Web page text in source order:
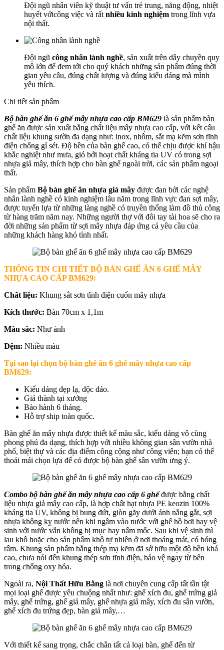
Đội ngũ nhân viên kỹ thuật tư vấn trẻ trung, năng động, nhiệt
huyết vớicông việc và rất nhiều kinh nghiệm trong lĩnh vựa
nội thất.
Đội ngũ công nhân lành nghề, sản xuất trên dây chuyền quy
mô lớn để đem tới cho quý khách những sản phẩm đúng thời
gian yêu câu, đúng chất lượng và đúng kiểu dáng mà mình
yêu thích.
Chi tiết sản phẩm
Bộ bàn ghế ăn 6 ghế mây nhựa cao cấp BM629 là sản phẩm bàn
ghế ăn được sản xuất bằng chất liệu mây nhựa cao cấp, với kết cấu
chất liệu khung sườn đa dạng như: inox, nhôm, sắt mạ kẽm sơn tĩnh
điện chống gỉ sét. Độ bền của bàn ghế cao, có thể chịu được khí hậu
khắc nghiệt như mưa, gió bởi hoạt chất kháng tia UV có trong sợi
nhựa giả mây, thích hợp cho bàn ghế ngoài trời, các sản phẩm ngoại
thất.
Sản phẩm Bộ bàn ghế ăn nhựa giả mây được đan bởi các nghệ
nhân lành nghề có kinh nghiệm lâu năm trong lĩnh vực đan sợi mây,
được tuyển lựa từ những làng nghề có truyền thống làm đồ thủ công
từ hàng trăm năm nay. Những người thợ với đôi tay tài hoa sẽ cho ra
đời những sản phẩm từ sợi mây nhựa đáp ứng cả yêu cầu của
những khách hàng khó tính nhất.
THÔNG TIN CHI TIẾT BỘ BÀN GHẾ ĂN 6 GHẾ MÂY
NHỰA CAO CẤP BM629:
Chất liệu: Khung sắt sơn tĩnh điện cuốn mây nhựa
Kích thước: Bàn 70cm x 1,1m
Màu sắc: Như ảnh
Đệm: Nhiều màu
Tại sao lại chọn bộ bàn ghế ăn 6 ghế mây nhựa cao cấp
BM629:
Kiểu dáng đẹp lạ, độc đáo.
Giá thành tại xưởng
Bảo hành 6 tháng.
Hỗ trợ ship toàn quốc.
Bàn ghế ăn mây nhựa được thiết kế màu sắc, kiểu dáng vô cùng
phong phú đa dạng, thích hợp với nhiều không gian sân vườn nhà
phố, biệt thự và các địa điểm công cộng như công viên; bạn có thể
thoải mái chọn lựa để có được bộ bàn ghế sân vườn ưng ý.
Combo bộ bàn ghế ăn mây nhựa cao cấp 6 ghếđược bằng chất
liệu nhựa giả mây cao cấp, là hợp chất hạt nhựa PE keozin 100%
kháng tia UV, không bị bung đứt, giòn gãy dưới ánh nắng gắt, sợi
nhựa không kỵ nước nên khi ngâm vào nước với ghế hồ bơi hay vệ
sinh với nước vẫn không bị mục hay nấm mốc. Sau khi vệ sinh thì
lau khô hoặc cho sản phẩm khô tự nhiên ở nơi thoáng mát, có bóng
râm. Khung sản phẩm bằng thép mạ kẽm đã sở hữu một độ bền khá
cao, chưa nói đến khung thép sơn tĩnh điện, bảo vệ ngay từ bên
trong chống oxy hóa.
Ngoài ra, Nội Thất Hữu Bằng là nơi chuyên cung cấp tất tần tật
mọi loại ghế được yêu chuộng nhất như: ghế xích đu, ghế trứng giả
mây, ghế trứng, ghế giả mây, ghế nhựa giả mây, xích đu sân vườn,
ghế xích đu trứng đẹp, bàn giả mây,…
Với thiết kế sang trọng, chắc chắn tất cả loại bàn, ghế đến từ